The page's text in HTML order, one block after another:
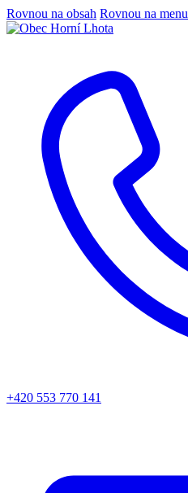
Rovnou na obsah Rovnou na menu
+420 553 770 141